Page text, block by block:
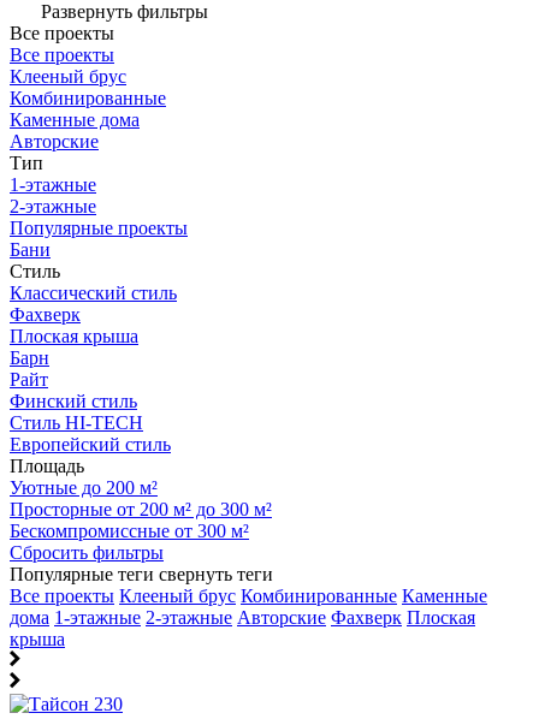
Развернуть фильтры
Все проекты
Все проекты
Клееный брус
Комбинированные
Каменные дома
Авторские
Тип
1-этажные
2-этажные
Популярные проекты
Бани
Стиль
Классический стиль
Фахверк
Плоская крыша
Барн
Райт
Финский стиль
Стиль HI-TECH
Европейский стиль
Площадь
Уютные до 200 м²
Просторные от 200 м² до 300 м²
Бескомпромиссные от 300 м²
Сбросить фильтры
Популярные теги свернуть теги
Все проекты Клееный брус Комбинированные Каменные
дома 1-этажные 2-этажные Авторские Фахверк Плоская
крыша